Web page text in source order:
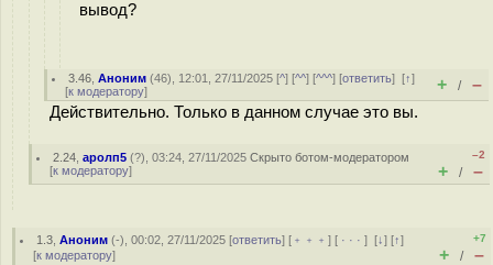
вывод?
3.46 ,Аноним (46), 12:01, 27/11/2025 [^] [^^] [^^^] [ответить][↑]
[к модератору] + / –
Действительно. Только в данном случае это вы.
2.24 ,аролп5 (?), 03:24, 27/11/2025Скрыто ботом-модератором
[к модератору]
–2
+ / –
1.3 ,Аноним (-), 00:02, 27/11/2025 [ответить] [ ﹢﹢﹢] [ · · ·][↓] [↑]
[к модератору]
+7
+ / –